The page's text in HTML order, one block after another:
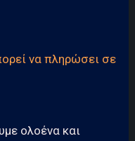
να πληρώσει σε
ολοένα και